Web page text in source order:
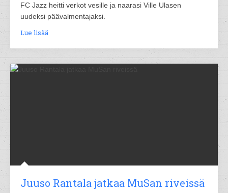
FC Jazz heitti verkot vesille ja naarasi Ville Ulasen
uudeksi päävalmentajaksi.
Lue lisää
Juuso Rantala jatkaa MuSan riveissä